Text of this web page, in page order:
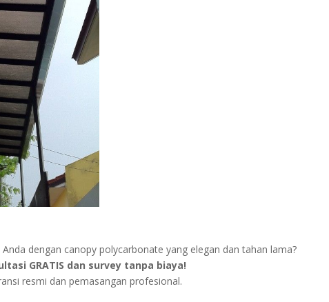
dengan canopy polycarbonate yang elegan dan tahan lama?
GRATIS dan survey tanpa biaya!
resmi dan pemasangan profesional.